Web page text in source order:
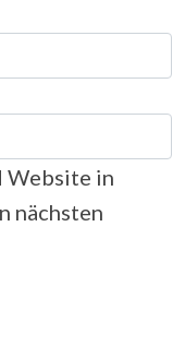
Website in
nächsten